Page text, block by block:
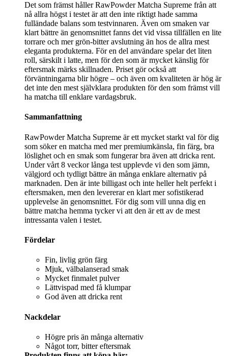
Det som främst håller RawPowder Matcha Supreme från att
nå allra högst i testet är att den inte riktigt hade samma
fulländade balans som testvinnaren. Även om smaken var
klart bättre än genomsnittet fanns det vid vissa tillfällen en lite
torrare och mer grön-bitter avslutning än hos de allra mest
eleganta produkterna. För en del användare spelar det liten
roll, särskilt i latte, men för den som är mycket känslig för
eftersmak märks skillnaden. Priset gör också att
förväntningarna blir högre – och även om kvaliteten är hög är
det inte den mest självklara produkten för den som främst vill
ha matcha till enklare vardagsbruk.
Sammanfattning
RawPowder Matcha Supreme är ett mycket starkt val för dig
som söker en matcha med mer premiumkänsla, fin färg, bra
löslighet och en smak som fungerar bra även att dricka rent.
Under vårt 8 veckor långa test upplevde vi den som jämn,
välgjord och tydligt bättre än många enklare alternativ på
marknaden. Den är inte billigast och inte heller helt perfekt i
eftersmaken, men den levererar en klart mer sofistikerad
upplevelse än genomsnittet. För dig som vill unna dig en
bättre matcha hemma tycker vi att den är ett av de mest
intressanta valen i testet.
Fördelar
Fin, livlig grön färg
Mjuk, välbalanserad smak
Mycket finmalet pulver
Lättvispad med få klumpar
God även att dricka rent
Nackdelar
Högre pris än många alternativ
Något torr, bitter eftersmak